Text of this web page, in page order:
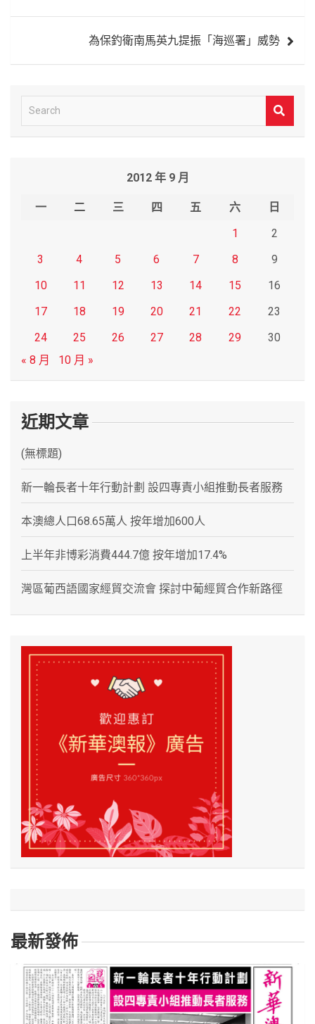
為保釣衛南馬英九提振「海巡署」威勢
e
2012 年 9 月
一 二 三 四 五 六
日
1
2
3
4 5 6 7 8
9
10
11 12 13 14 15
16
17
18 19 20 21 22
23
24
25 26 27 28 29
30
« 8 月
10 月 »
近期文章
(無標題)
新一輪長者十年行動計劃 設四專責小組推動長者服務
本澳總人口68.65萬人 按年增加600人
上半年非博彩消費444.7億 按年增加17.4%
灣區葡西語國家經貿交流會 探討中葡經貿合作新路徑
最新發佈